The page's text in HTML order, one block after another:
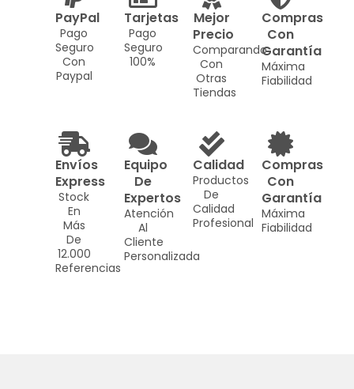
PayPal
Pago
Seguro
Con
Paypal
Tarjetas
Pago
Seguro
100%
Mejor
Precio
Comparando
Con
Otras
Tiendas
Compras
Con
Garantía
Máxima
Fiabilidad
Envíos
Express
Stock
En
Más
De
12.000
Referencias
Equipo
De
Expertos
Atención
Al
Cliente
Personalizada
Calidad
Productos
De
Calidad
Profesional
Compras
Con
Garantía
Máxima
Fiabilidad